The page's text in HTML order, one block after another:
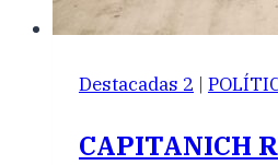
Destacadas 2 |
CAPITANICH